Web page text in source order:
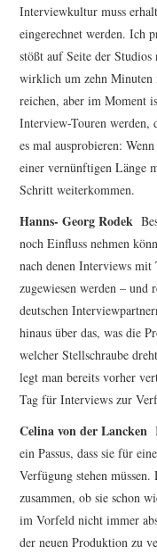
Interviewkultur muss
eingerechnet werden. Ich
stößt auf Seite der
wirklich um zehn Minuten
reichen, aber im Moment
Interview-Touren werden,
es mal ausprobieren:
einer vernünftigen Länge
Schritt weiterkommen.
Hanns- Georg Rodek
noch Einfluss nehmen
nach denen Interviews mit
zugewiesen werden – und
deutschen
hinaus über das, was die
welcher Stellschraube
legt man bereits vorher
Tag für Interviews zur
Celina von der Lancken
ein Passus, dass sie für
Verfügung stehen
zusammen, ob sie schon
im Vorfeld nicht immer
der neuen Produktion zu